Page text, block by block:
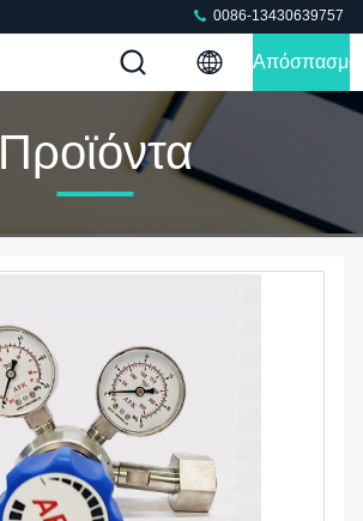
0086-13430639757
Απόσπασμα
Προϊόντα